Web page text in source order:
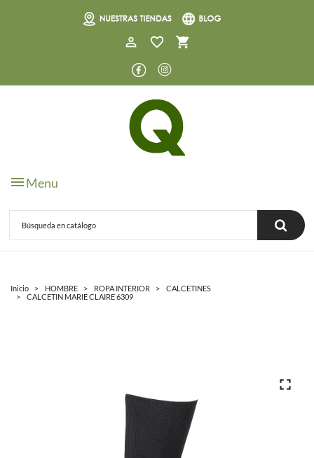
0
Menu
Inicio HOMBRE ROPA INTERIOR
CALCETINES
CALCETIN MARIE CLAIRE 6309